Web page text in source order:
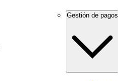
Gestión de pagos